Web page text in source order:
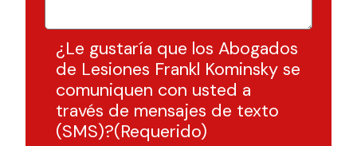
¿Le gustaría que los Abogados
de Lesiones Frankl Kominsky se
comuniquen con usted a
través de mensajes de texto
(SMS)?(Requerido)